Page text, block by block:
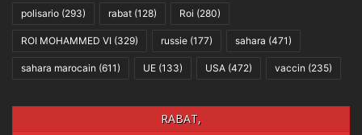
polisario (293) rabat (128) Roi (280)
ROI MOHAMMED VI (329) russie (177) sahara (471)
sahara marocain (611) UE (133) USA (472) vaccin (235)
RABAT,